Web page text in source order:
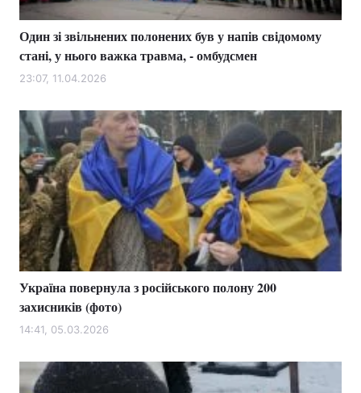
Головна Війна
Україна
Економіка Світ
Спорт Наука
Техно і зв'язок Лайт
Зброя Інциденти
Здоров'я Туризм
Цікавинки Погода
Екологія
Лонгріди
Один зі звільнених полонених був у напів свідомому
стані, у нього важка травма, - омбудсмен
23:07, 11.04.2026
Україна повернула з російського полону 200
захисників (фото)
14:41, 05.03.2026